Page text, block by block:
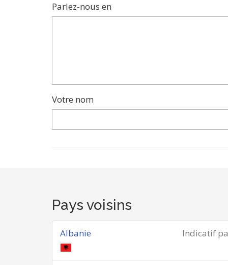
Parlez-nous en
Votre nom
Pays voisins
Indicatif
Albanie